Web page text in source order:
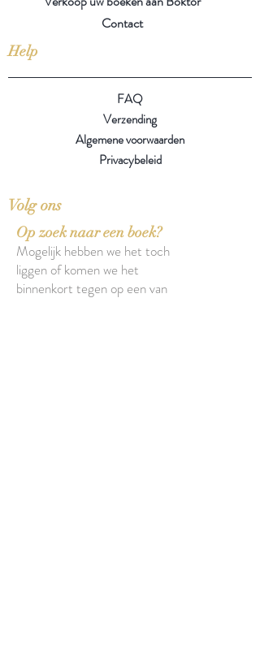
Contact
Help
FAQ
Verzending
Algemene voorwaarden
Privacybeleid
Volg ons
Op zoek naar een boek?
Mogelijk hebben we het toch
liggen of komen we het
binnenkort tegen op een van